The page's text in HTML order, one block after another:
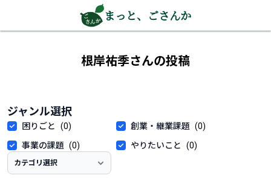
まっと、ごさんか
根岸祐季さんの投稿
ジャンル選択
困りごと (0) 創業・継業課題 (0)
事業の課題 (0) やりたいこと (0)